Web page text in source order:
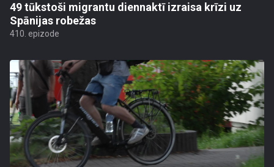
49 tūkstoši migrantu diennaktī izraisa krīzi uz
Spānijas robežas
410. epizode